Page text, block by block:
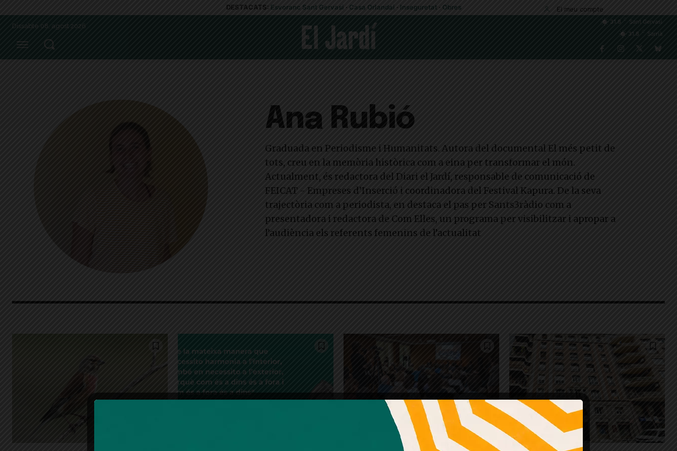
DESTACATS: Esvoranc Sant Gervasi · Casa Orlandai · Inseguretat · Obres El meu compte
Dissabte 08, agost 2026
31.8
Sant Gervasi
31.8
Sarrià
Ana Rubió
Graduada en Periodisme i Humanitats. Autora del documental El més petit de
tots, creu en la memòria històrica com a eina per transformar el món.
Actualment, és redactora del Diari el Jardí, responsable de comunicació de
FEICAT - Empreses d’Inserció i coordinadora del Festival Kapura. De la seva
trajectòria com a periodista, en destaca el pas per Sants3ràdio com a
presentadora i redactora de Com Elles, un programa per visibilitzar i apropar a
l’audiència els referents femenins de l’actualitat
Amb el seu acord, nosaltres fem servir galetes o